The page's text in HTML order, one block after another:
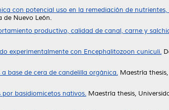
con potencial uso en la remediación de
de Nuevo León.
productivo, calidad de canal, carne y
experimentalmente con Encephalitozoon cuniculi.
base de cera de candelilla orgánica. Maestría
basidiomicetos nativos. Maestría thesis,